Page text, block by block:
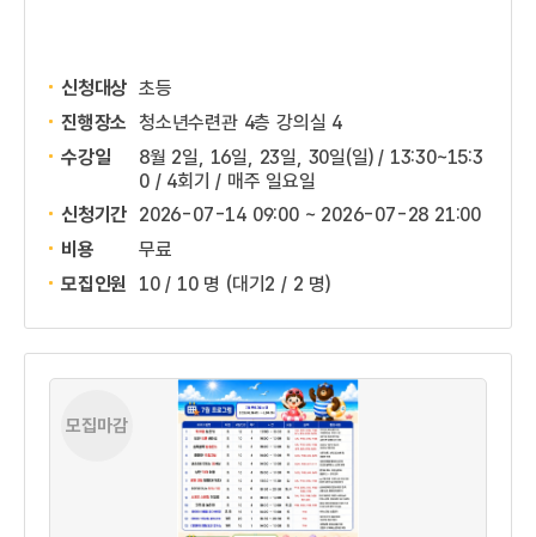
신청대상 초등
진행장소 청소년수련관 4층 강의실 4
수강일
8월 2일, 16일, 23일, 30일(일) / 13:30~15:3
0 / 4회기 / 매주 일요일
신청기간 2026-07-14 09:00 ~ 2026-07-28 21:00
비용
무료
모집인원
10 / 10 명 (대기2 / 2 명)
모집마감